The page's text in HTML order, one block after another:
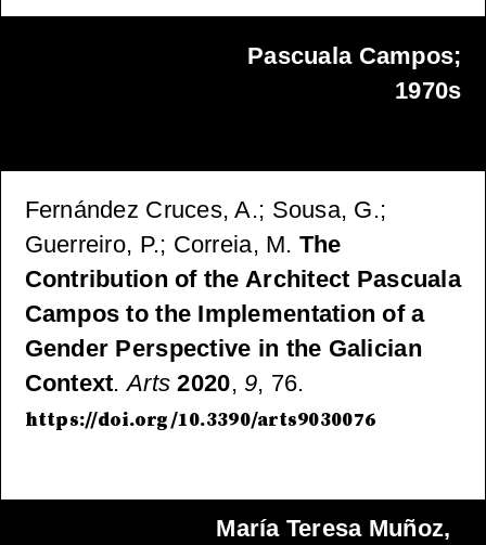
Pascuala Campos;
1970s
Fernández Cruces, A.; Sousa, G.;
Guerreiro, P.; Correia, M. The
Contribution of the Architect Pascuala
Campos to the Implementation of a
Gender Perspective in the Galician
Context.Arts 2020, 9, 76.
https://doi.org/10.3390/arts9030076
María Teresa Muñoz,